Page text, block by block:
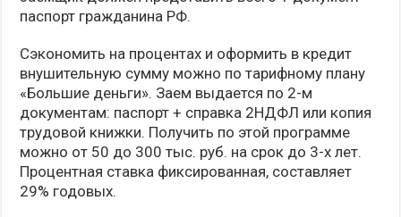
паспорт гражданина РФ.
Сэкономить на процентах и оформить в кредит
внушительную сумму можно по тарифному плану
«Большие деньги». Заем выдается по 2-м
документам: паспорт + справка 2НДФЛ или копия
трудовой книжки. Получить по этой программе
можно от 50 до 300 тыс. руб. на срок до 3-х лет.
Процентная ставка фиксированная, составляет
29% годовых.